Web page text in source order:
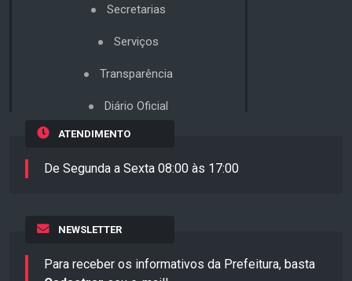
Secretarias
Serviços
Transparência
Diário Oficial
ATENDIMENTO
De Segunda a Sexta 08:00 às 17:00
NEWSLETTER
Para receber os informativos da Prefeitura, basta